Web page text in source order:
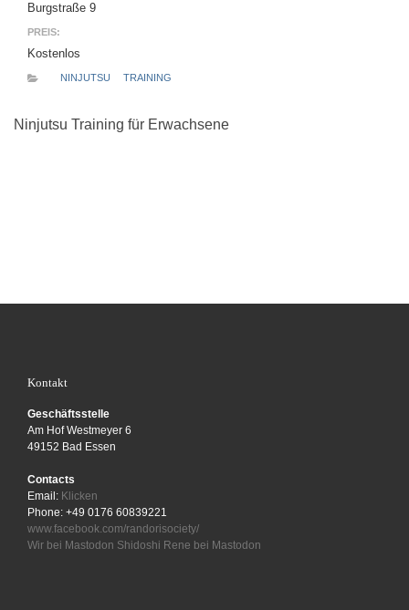
Burgstraße 9
PREIS:
Kostenlos
NINJUTSU TRAINING
Ninjutsu Training für Erwachsene
Kontakt
Geschäftsstelle
Am Hof Westmeyer 6
49152 Bad Essen
Contacts
Email: Klicken
Phone: +49 0176 60839221
www.facebook.com/randorisociety/
Wir bei Mastodon Shidoshi Rene bei Mastodon